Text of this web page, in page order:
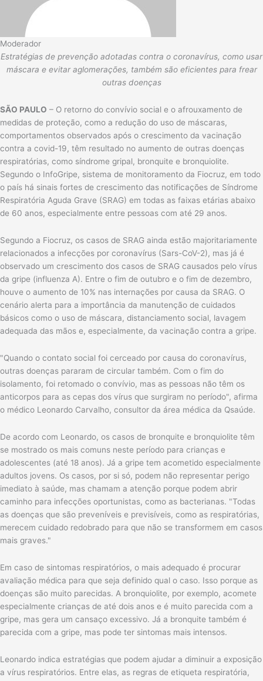
Moderador
Estratégias de prevenção adotadas contra o coronavírus, como usar
máscara e evitar aglomerações, também são eficientes para frear
outras doenças
SÃO PAULO – O retorno do convívio social e o afrouxamento de
medidas de proteção, como a redução do uso de máscaras,
comportamentos observados após o crescimento da vacinação
contra a covid-19, têm resultado no aumento de outras doenças
respiratórias, como síndrome gripal, bronquite e bronquiolite.
Segundo o InfoGripe, sistema de monitoramento da Fiocruz, em todo
o país há sinais fortes de crescimento das notificações de Síndrome
Respiratória Aguda Grave (SRAG) em todas as faixas etárias abaixo
de 60 anos, especialmente entre pessoas com até 29 anos.
Segundo a Fiocruz, os casos de SRAG ainda estão majoritariamente
relacionados a infecções por coronavírus (Sars-CoV-2), mas já é
observado um crescimento dos casos de SRAG causados pelo vírus
da gripe (influenza A). Entre o fim de outubro e o fim de dezembro,
houve o aumento de 10% nas internações por causa da SRAG. O
cenário alerta para a importância da manutenção de cuidados
básicos como o uso de máscara, distanciamento social, lavagem
adequada das mãos e, especialmente, da vacinação contra a gripe.
"Quando o contato social foi cerceado por causa do coronavírus,
outras doenças pararam de circular também. Com o fim do
isolamento, foi retomado o convívio, mas as pessoas não têm os
anticorpos para as cepas dos vírus que surgiram no período", afirma
o médico Leonardo Carvalho, consultor da área médica da Qsaúde.
De acordo com Leonardo, os casos de bronquite e bronquiolite têm
se mostrado os mais comuns neste período para crianças e
adolescentes (até 18 anos). Já a gripe tem acometido especialmente
adultos jovens. Os casos, por si só, podem não representar perigo
imediato à saúde, mas chamam a atenção porque podem abrir
caminho para infecções oportunistas, como as bacterianas. "Todas
as doenças que são preveníveis e previsíveis, como as respiratórias,
merecem cuidado redobrado para que não se transformem em casos
mais graves."
Em caso de sintomas respiratórios, o mais adequado é procurar
avaliação médica para que seja definido qual o caso. Isso porque as
doenças são muito parecidas. A bronquiolite, por exemplo, acomete
especialmente crianças de até dois anos e é muito parecida com a
gripe, mas gera um cansaço excessivo. Já a bronquite também é
parecida com a gripe, mas pode ter sintomas mais intensos.
Leonardo indica estratégias que podem ajudar a diminuir a exposição
a vírus respiratórios. Entre elas, as regras de etiqueta respiratória,